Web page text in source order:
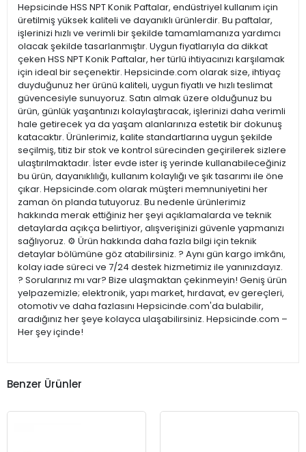
Hepsicinde HSS NPT Konik Paftalar, endüstriyel kullanım için
üretilmiş yüksek kaliteli ve dayanıklı ürünlerdir. Bu paftalar,
işlerinizi hızlı ve verimli bir şekilde tamamlamanıza yardımcı
olacak şekilde tasarlanmıştır. Uygun fiyatlarıyla da dikkat
çeken HSS NPT Konik Paftalar, her türlü ihtiyacınızı karşılamak
için ideal bir seçenektir. Hepsicinde.com olarak size, ihtiyaç
duyduğunuz her ürünü kaliteli, uygun fiyatlı ve hızlı teslimat
güvencesiyle sunuyoruz. Satın almak üzere olduğunuz bu
ürün, günlük yaşantınızı kolaylaştıracak, işlerinizi daha verimli
hale getirecek ya da yaşam alanlarınıza estetik bir dokunuş
katacaktır. Ürünlerimiz, kalite standartlarına uygun şekilde
seçilmiş, titiz bir stok ve kontrol sürecinden geçirilerek sizlere
ulaştırılmaktadır. İster evde ister iş yerinde kullanabileceğiniz
bu ürün, dayanıklılığı, kullanım kolaylığı ve şık tasarımı ile öne
çıkar. Hepsicinde.com olarak müşteri memnuniyetini her
zaman ön planda tutuyoruz. Bu nedenle ürünlerimiz
hakkında merak ettiğiniz her şeyi açıklamalarda ve teknik
detaylarda açıkça belirtiyor, alışverişinizi güvenle yapmanızı
sağlıyoruz. ⚙️ Ürün hakkında daha fazla bilgi için teknik
detaylar bölümüne göz atabilirsiniz. ? Aynı gün kargo imkânı,
kolay iade süreci ve 7/24 destek hizmetimiz ile yanınızdayız.
? Sorularınız mı var? Bize ulaşmaktan çekinmeyin! Geniş ürün
yelpazemizle; elektronik, yapı market, hırdavat, ev gereçleri,
otomotiv ve daha fazlasını Hepsicinde.com'da bulabilir,
aradığınız her şeye kolayca ulaşabilirsiniz. Hepsicinde.com –
Her şey içinde!
Benzer Ürünler